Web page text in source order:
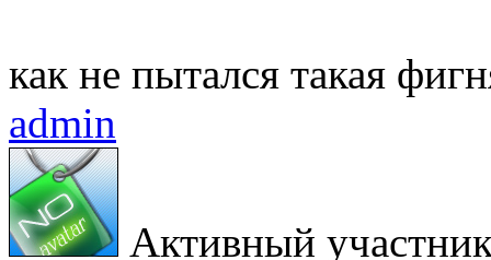
как не пытался такая
admin
Активный